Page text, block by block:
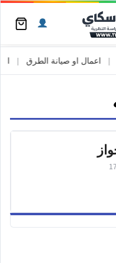
اعمال او صيانة الطرق